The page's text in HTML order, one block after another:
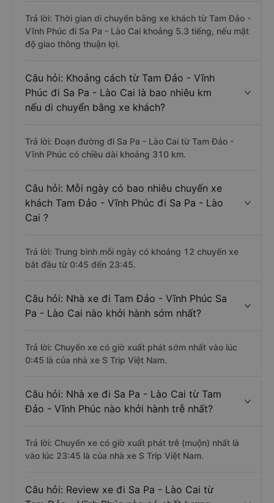
Trả lời: Thời gian di chuyển bằng xe khách từ Tam Đảo -
Vĩnh Phúc đi Sa Pa - Lào Cai khoảng 5.3 tiếng, nếu mật
độ giao thông thuận lợi.
Câu hỏi: Khoảng cách từ Tam Đảo - Vĩnh
Phúc đi Sa Pa - Lào Cai là bao nhiêu km
nếu di chuyển bằng xe khách?
Trả lời: Đoạn đường đi Sa Pa - Lào Cai từ Tam Đảo -
Vĩnh Phúc có chiều dài khoảng 310 km.
Câu hỏi: Mỗi ngày có bao nhiêu chuyến xe
khách Tam Đảo - Vĩnh Phúc đi Sa Pa - Lào
Cai ?
Trả lời: Trung bình mỗi ngày có khoảng 12 chuyến xe
bắt đầu từ 0:45 đến 23:45.
Câu hỏi: Nhà xe đi Tam Đảo - Vĩnh Phúc Sa
Pa - Lào Cai nào khởi hành sớm nhất?
Trả lời: Chuyến xe có giờ xuất phát sớm nhất vào lúc
0:45 là của nhà xe S Trip Việt Nam.
Câu hỏi: Nhà xe đi Sa Pa - Lào Cai từ Tam
Đảo - Vĩnh Phúc nào khởi hành trễ nhất?
Trả lời: Chuyến xe có giờ xuất phát trễ (muộn) nhất là
vào lúc 23:45 là của nhà xe S Trip Việt Nam.
Câu hỏi: Review xe đi Sa Pa - Lào Cai từ